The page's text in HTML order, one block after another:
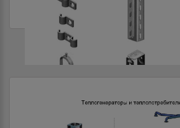
СИСТЕМЫ КРЕПЕЖА